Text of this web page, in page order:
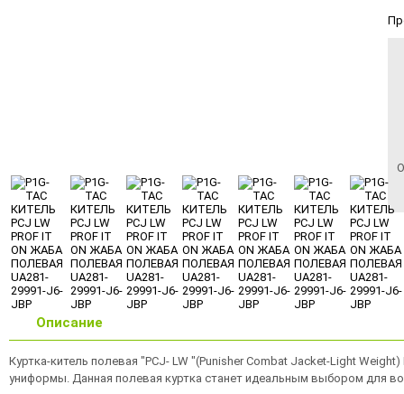
Описание
Куртка-китель полевая "PCJ- LW "(Punisher Combat Jacket-Light
униформы. Данная полевая куртка станет идеальным выбором для